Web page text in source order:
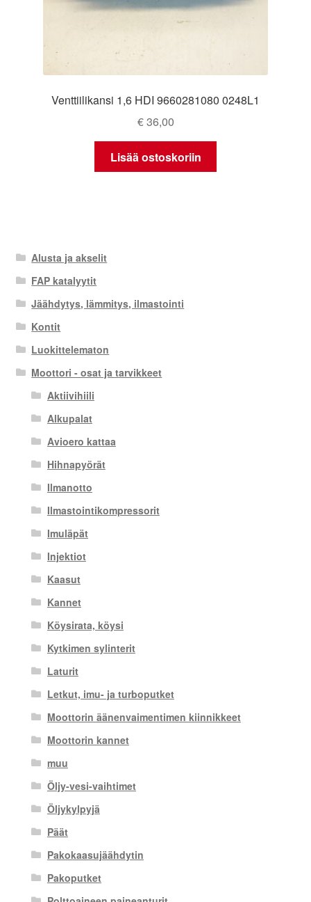
Venttiilikansi 1,6 HDI 9660281080 0248L1
€36,00
Lisää ostoskoriin
Alusta ja akselit
FAP katalyytit
Jäähdytys, lämmitys, ilmastointi
Kontit
Luokittelematon
Moottori - osat ja tarvikkeet
Aktiivihiili
Alkupalat
Avioero kattaa
Hihnapyörät
Ilmanotto
Ilmastointikompressorit
Imuläpät
Injektiot
Kaasut
Kannet
Köysirata, köysi
Kytkimen sylinterit
Laturit
Letkut, imu- ja turboputket
Moottorin äänenvaimentimen kiinnikkeet
Moottorin kannet
muu
Öljy-vesi-vaihtimet
Öljykylpyjä
Päät
Pakokaasujäähdytin
Pakoputket